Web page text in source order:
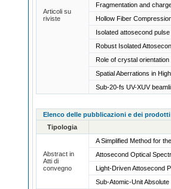
Articoli su
riviste
Fragmentation and
Hollow Fiber
Isolated attosecond
Robust Isolated
Role of crystal
Spatial Aberrations in
Sub-20-fs UV-XUV
Elenco delle pubblicazioni e dei
Tipologia
Abstract in
Atti di
convegno
A Simplified Method for
Attosecond Optical
Light-Driven Attosecond
Sub-Atomic-Unit